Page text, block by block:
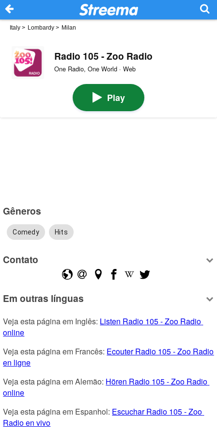
Italy > Lombardy > Milan
Radio 105 - Zoo Radio
One Radio, One World · Web
Play
Gêneros
Comedy Hits
Contato
Em outras línguas
Veja esta página em Inglês: Listen Radio 105 - Zoo Radio
online
Veja esta página em Francês: Ecouter Radio 105 - Zoo Radio
en ligne
Veja esta página em Alemão: Hören Radio 105 - Zoo Radio
online
Veja esta página em Espanhol: Escuchar Radio 105 - Zoo
Radio en vivo